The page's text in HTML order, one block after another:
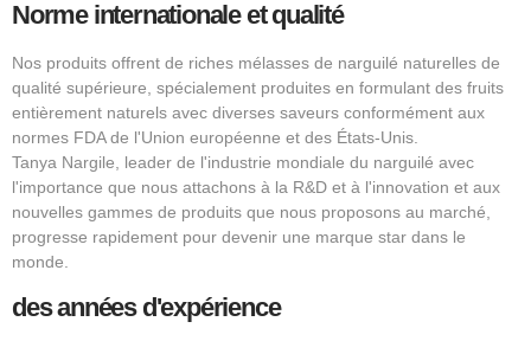
Norme internationale et qualité
Nos produits offrent de riches mélasses de narguilé naturelles de
qualité supérieure, spécialement produites en formulant des fruits
entièrement naturels avec diverses saveurs conformément aux
normes FDA de l'Union européenne et des États-Unis.
Tanya Nargile, leader de l'industrie mondiale du narguilé avec
l'importance que nous attachons à la R&D et à l'innovation et aux
nouvelles gammes de produits que nous proposons au marché,
progresse rapidement pour devenir une marque star dans le
monde.
des années d'expérience